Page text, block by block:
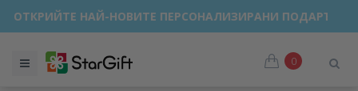
НАЙ-НОВИТЕ ПЕРСОНАЛИЗИРАНИ ПОДАРЪЦИ!
0